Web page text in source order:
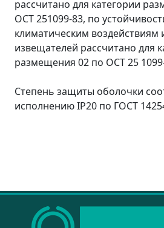
рассчитано для категории
ОСТ 251099-83, по
климатическим воздействиям
извещателей рассчитано для
размещения 02 по ОСТ 25
Степень защиты оболочки
исполнению IP20 по ГОСТ